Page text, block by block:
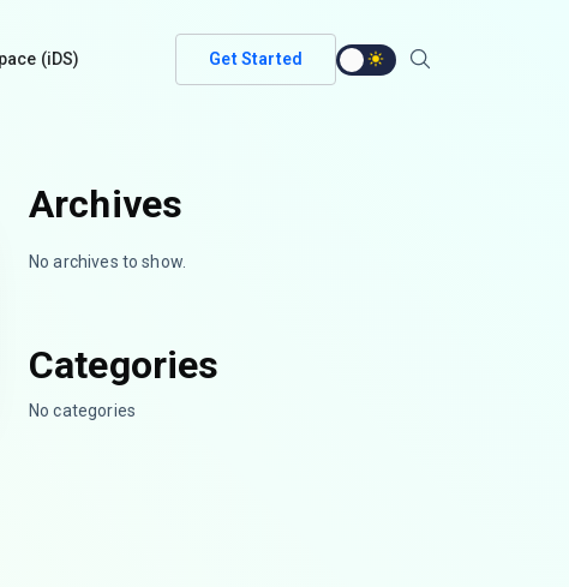
(iDS) Get Started
Archives
No archives to show.
Categories
No categories